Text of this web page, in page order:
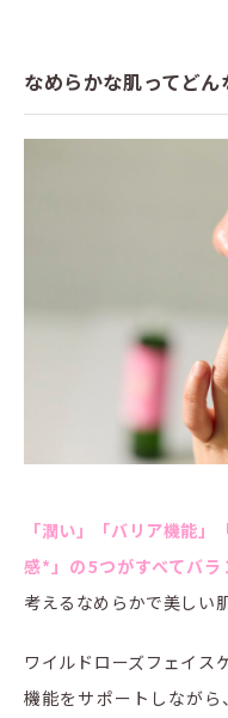
なめらかな肌ってどん
「潤い」「バリア機能
感*」の5つがすべてバ
考えるなめらかで美しい肌
ワイルドローズフェイス
機能をサポートしながら